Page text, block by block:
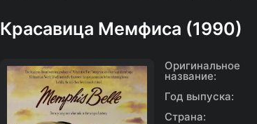
Красавица Мемфиса (1990)
Оригинальное
название:
Год выпуска:
Страна: